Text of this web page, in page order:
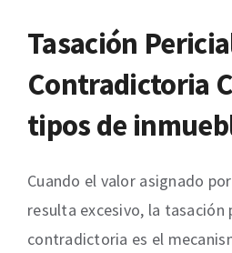
Tasación
Contradictoria
tipos de
Cuando el valor asignado
resulta excesivo, la tasación
contradictoria es el